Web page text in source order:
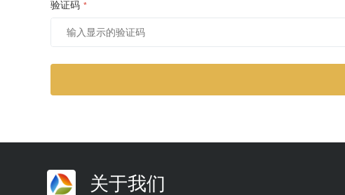
验证码 *
关于我们